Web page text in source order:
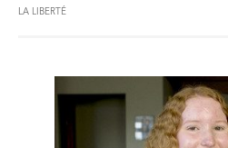
LA LIBERTÉ